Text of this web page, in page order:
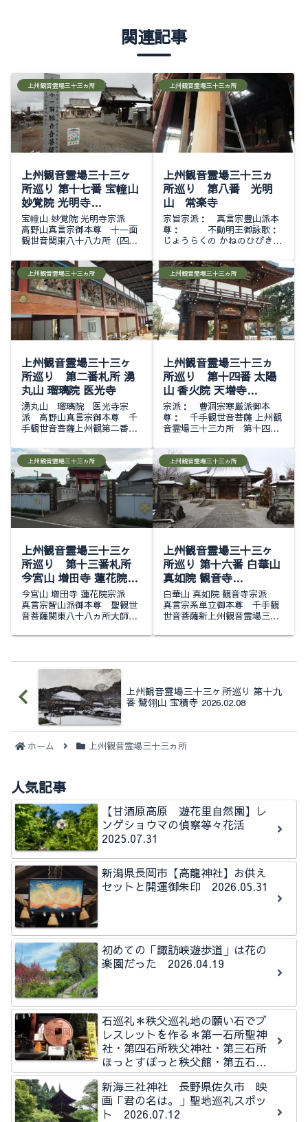
関連記事
上州観音霊場三十三ヵ所
上州観音霊場三十三ヶ
所巡り 第十七番 宝幢山
妙覚院 光明寺
2026.02.08
宝幢山 妙覚院 光明寺宗派
高野山真言宗御本尊 十一面
観世音関東八十八カ所（四番
七番札所）南毛三十三観音
（二番札所）* * * * * * *寺号
標と山門山門は関東管領上杉
家...
上州観音霊場三十三ヵ所
上州観音霊場三十三ヵ
所巡り 第八番 光明
山 常楽寺
宗旨宗派： 真言宗豊山派本
尊： 不動明王御詠歌：
じょうらくの かねのひびき
のゆめや おどろかすらん＊関
東八十八ヵ所霊場 第十五番
札所 ＊上州観音霊場三...
上州観音霊場三十三ヵ所
上州観音霊場三十三ヶ
所巡り 第二番札所 湧
丸山 瑠璃院 医光寺
湧丸山 瑠璃院 医光寺宗
派 高野山真言宗御本尊 千
手観世音菩薩上州観第二番関
三十三観音霊第八番コロナ禍
以来久しぶりに御朱印散歩を
再開しました山歩きの途中な
ど時々御朱印を頂いて...
上州観音霊場三十三ヵ所
上州観音霊場三十三ヵ
所巡り 第十四番 太陽
山 香火院 天増寺
2020・01・13
宗派： 曹洞宗寒厳派御本
尊： 千手観世音菩薩 上州観
音霊場三十三カ所 第十四番
十九番札所御詠歌： 太陽の光
も高き 天増寺 草木も人
も なびく中里 お昼になっ
てしまったのでコ...
上州観音霊場三十三ヵ所
上州観音霊場三十三ヶ
所巡り 第十三番札所
今宮山 増田寺 蓮花院
2020.01.13
今宮山 増田寺 蓮花院宗派
真言宗智山派御本尊 聖観世
音菩薩関東八十八ヵ所大師霊
じ観音霊場（第十八番札所）
三番札所）駐車場にはインパ
クトのある巨大な...
上州観音霊場三十三ヵ所
上州観音霊場三十三ヶ
所巡り 第十六番 白華山
真如院 観音寺
2026.02.08
白華山 真如院 観音寺宗派
真言宗系単立御本尊 千手観
世音菩薩新上州観音霊場三十
観音霊場三十三カ所（第一番
～～～～～所在地は群馬県藤
上州観音霊場三十三ヶ所巡り 第十九
番 鷲翎山 宝積寺 2026.02.08
ホーム 上州観音霊場三十三ヵ所
人気記事
【甘酒原高原 遊花里自然園】レ
ンゲショウマの偵察等々花活
2025.07.31
新潟県長岡市【高龍神社】お供え
セットと開運御朱印 2026.05.31
初めての「諏訪峡遊歩道」は花の
楽園だった 2026.04.19
石巡礼＊秩父巡礼地の願い石でブ
レスレットを作る＊第一石所聖神
社・第四石所秩父神社・第三石所
ほっとすぽっと秩父館・第五石所
秩父今宮神社石所
新海三社神社 長野県佐久市 映
画「君の名は。」聖地巡礼スポッ
ト 2026.07.12